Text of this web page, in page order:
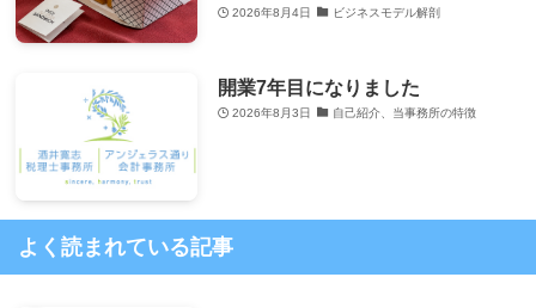
2026年8月4日 ビジネスモデル解剖
開業7年目になりました
2026年8月3日 自己紹介、当事務所の特徴
よく読まれている記事